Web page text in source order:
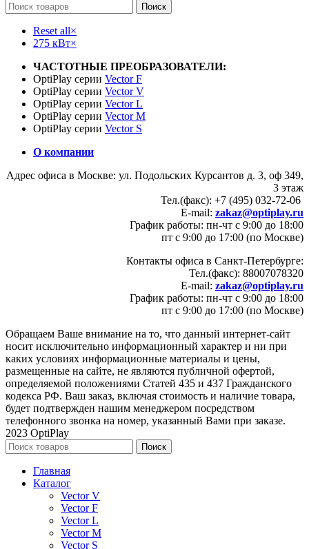
Поиск
Reset all×
275 кВт×
ЧАСТОТНЫЕ ПРЕОБРАЗОВАТЕЛИ:
OptiPlay серии Vector F
OptiPlay серии Vector V
OptiPlay серии Vector L
OptiPlay серии Vector M
OptiPlay серии Vector S
О компании
Адрес офиса в Москве: ул. Подольских Курсантов д. 3, оф 349,
3 этаж
Тел.(факс): +7 (495) 032-72-06
E-mail: zakaz@optiplay.ru
График работы: пн-чт с 9:00 до 18:00
пт с 9:00 до 17:00 (по Москве)
Контакты офиса в Санкт-Петербурге:
Тел.(факс): 88007078320
E-mail: zakaz@optiplay.ru
График работы: пн-чт с 9:00 до 18:00
пт с 9:00 до 17:00 (по Москве)
Обращаем Ваше внимание на то, что данный интернет-сайт
носит исключительно информационный характер и ни при
каких условиях информационные материалы и цены,
размещенные на сайте, не являются публичной офертой,
определяемой положениями Статей 435 и 437 Гражданского
кодекса РФ. Ваш заказ, включая стоимость и наличие товара,
будет подтвержден нашим менеджером посредством
телефонного звонка на номер, указанный Вами при заказе.
2023 OptiPlay
Поиск
Главная
Каталог
Vector V
Vector F
Vector L
Vector M
Vector S